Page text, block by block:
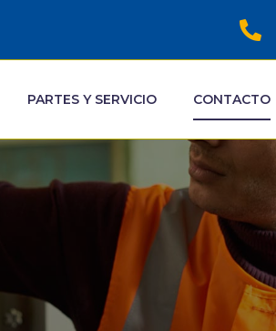
PARTES Y SERVICIO CONTACTO